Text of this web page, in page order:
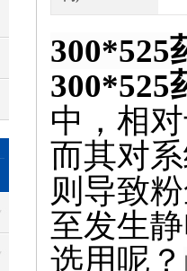
300*525
300*525
中，相
而其对
则导致
至发生
选用呢？